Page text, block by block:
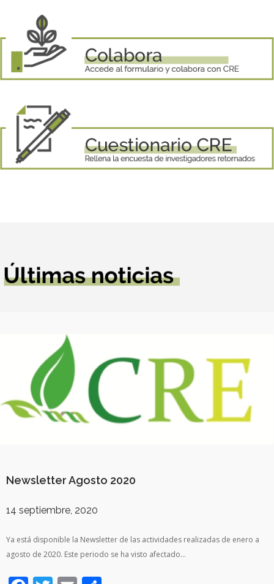
Newsletter Agosto 2020
14 septiembre, 2020
Ya está disponible la Newsletter de las actividades realizadas de enero a
agosto de 2020. Este periodo se ha visto afectado…